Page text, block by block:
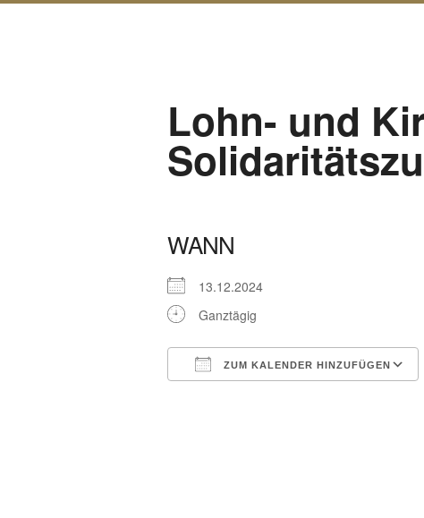
Lohn- und
WANN
13.12.2024
Ganztägig
ZUM KALENDER HINZUFÜGEN